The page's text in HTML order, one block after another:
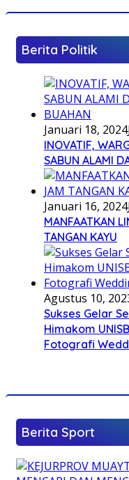
Berita Politik
Januari 18, 2024
INOVATIF,
SABUN ALAMI
Januari 16, 2024
MANFAATKAN
TANGAN KAYU
Agustus 10,
Sukses Gelar
Himakom
Fotografi
Berita Sport